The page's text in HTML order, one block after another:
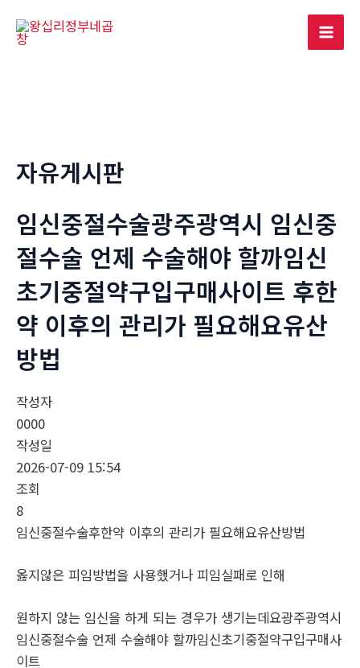
Main
자유게시판
임신중절수술광주광역시 임신중
절수술 언제 수술해야 할까임신
초기중절약구입구매사이트 후한
약 이후의 관리가 필요해요유산
방법
작성자
0000
작성일
2026-07-09 15:54
조회
8
임신중절수술후한약 이후의 관리가 필요해요유산방법
옳지않은 피임방법을 사용했거나 피임실패로 인해
원하지 않는 임신을 하게 되는 경우가 생기는데요광주광역시
임신중절수술 언제 수술해야 할까임신초기중절약구입구매사
이트